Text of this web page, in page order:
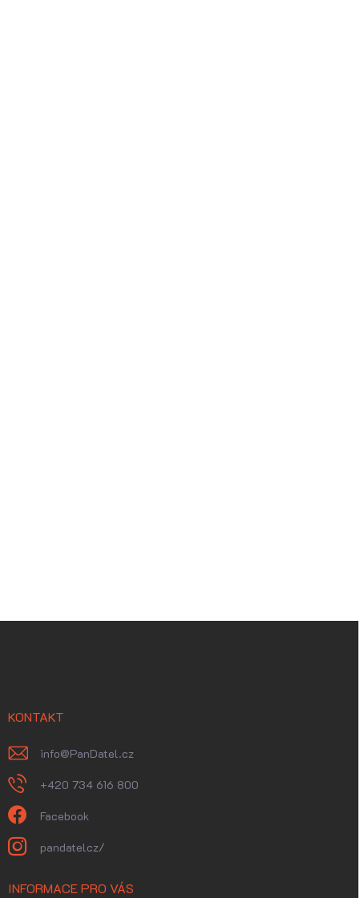
KONTAKT
info@PanDatel.cz
+420 734 616 800
Facebook
pandatelcz/
INFORMACE PRO VÁS